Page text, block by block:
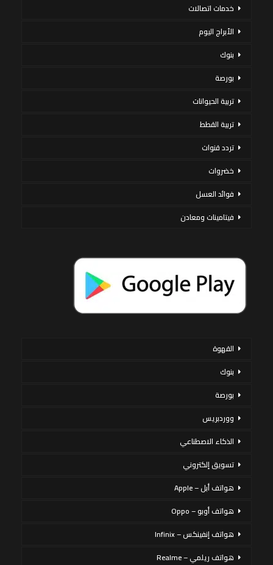
خدمات اتصالات
الأبراج اليوم
بنوك
بورصة
تربية الحيوانات
تربية القطط
تردد قنوات
خضروات
فوائد العسل
فيتامينات ومعادن
القهوة
بنوك
بورصة
ووردبريس
الذكاء الاصطناعي
تسويق إلكتروني
هواتف أبل – Apple
هواتف أوبو – Oppo
هواتف إنفينكس – Infinix
هواتف ريلمي – Realme